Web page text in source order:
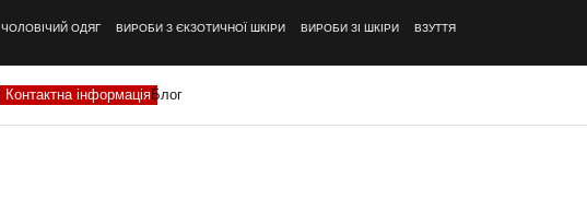
ЧОЛОВІЧИЙ ОДЯГ ВИРОБИ З ЄКЗОТИЧНОЇ ШКІРИ ВИРОБИ ЗІ ШКІРИ ВЗУТТЯ
Контактна інформаціяБлог